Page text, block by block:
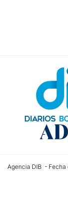
Agencia DIB - Fecha